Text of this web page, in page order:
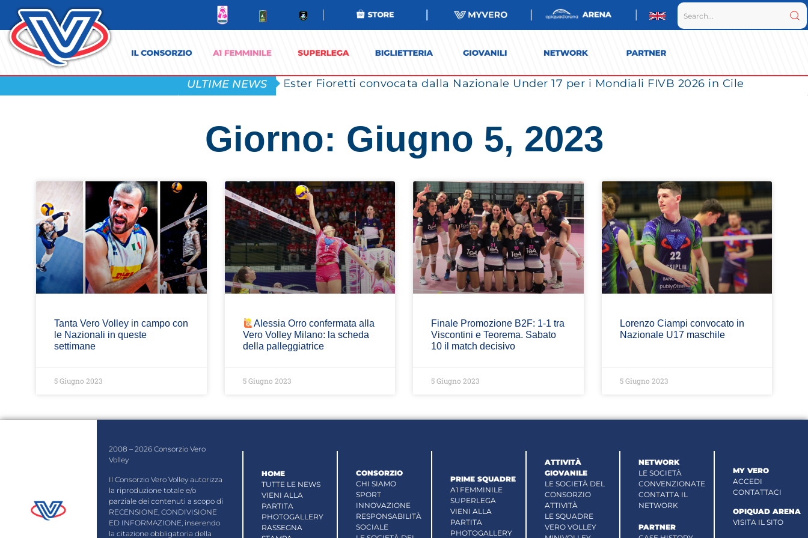
ULTIME NEWS Ester Fioretti convocata dalla Nazionale Under 17 per i Mondiali FIVB 2026 in Cile
Giorno: Giugno 5, 2023
Tanta Vero Volley in campo con
le Nazionali in queste
settimane
5 Giugno 2023
Alessia Orro confermata alla
Vero Volley Milano: la scheda
della palleggiatrice
5 Giugno 2023
Finale Promozione B2F: 1-1 tra
Viscontini e Teorema. Sabato
10 il match decisivo
5 Giugno 2023
Lorenzo Ciampi convocato in
Nazionale U17 maschile
5 Giugno 2023
2008 – 2026 Consorzio Vero
Volley
Il Consorzio Vero Volley autorizza
la riproduzione totale e/o
parziale dei contenuti a scopo di
RECENSIONE, CONDIVISIONE
ED INFORMAZIONE, inserendo
la citazione obbligatoria della
HOME
TUTTE LE NEWS
VIENI ALLA
PARTITA
PHOTOGALLERY
RASSEGNA
CONSORZIO
CHI SIAMO
SPORT
INNOVAZIONE
RESPONSABILITÀ
SOCIALE
PRIME SQUADRE
A1 FEMMINILE
SUPERLEGA
VIENI ALLA
PARTITA
PHOTOGALLERY
ATTIVITÀ
GIOVANILE
LE SOCIETÀ DEL
CONSORZIO
ATTIVITÀ
LE SQUADRE
VERO VOLLEY
NETWORK
LE SOCIETÀ
CONVENZIONATE
CONTATTA IL
NETWORK
PARTNER
MY VERO
ACCEDI
CONTATTACI
OPIQUAD ARENA
VISITA IL SITO